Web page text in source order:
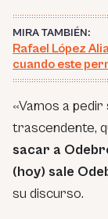
MIRA TAMBIÉN:
Rafael López
cuando este
«Vamos a
trascendente,
sacar a
(hoy) sale
su discurso.